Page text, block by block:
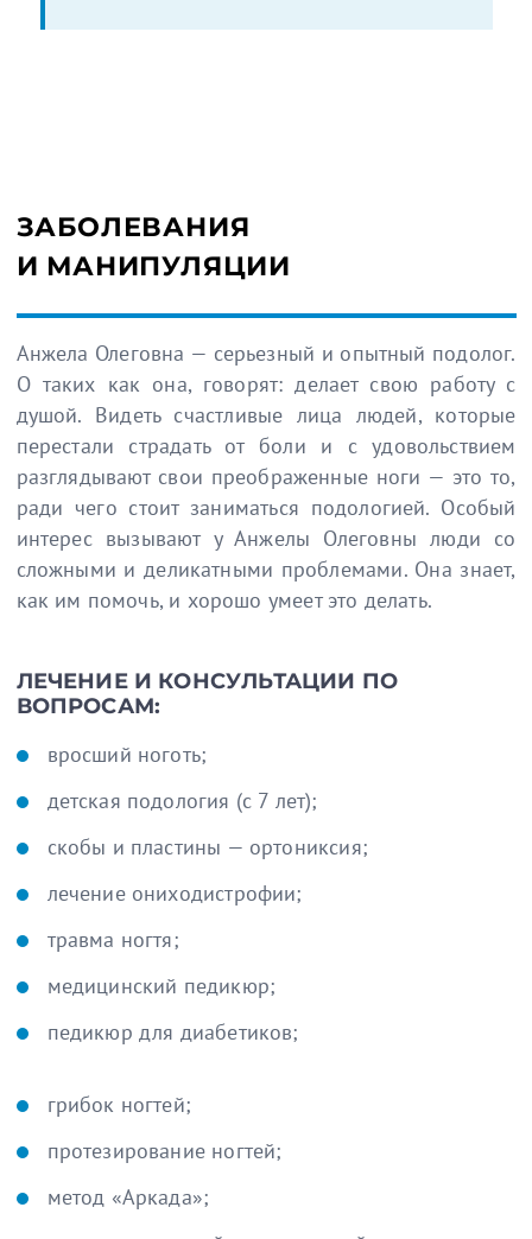
ЗАБОЛЕВАНИЯ
И МАНИПУЛЯЦИИ
Анжела Олеговна — серьезный и опытный подолог.
О таких как она, говорят: делает свою работу с
душой. Видеть счастливые лица людей, которые
перестали страдать от боли и с удовольствием
разглядывают свои преображенные ноги — это то,
ради чего стоит заниматься подологией. Особый
интерес вызывают у Анжелы Олеговны люди со
сложными и деликатными проблемами. Она знает,
как им помочь, и хорошо умеет это делать.
ЛЕЧЕНИЕ И КОНСУЛЬТАЦИИ ПО
ВОПРОСАМ:
вросший ноготь;
детская подология (с 7 лет);
скобы и пластины — ортониксия;
лечение ониходистрофии;
травма ногтя;
медицинский педикюр;
педикюр для диабетиков;
грибок ногтей;
протезирование ногтей;
метод «Аркада»;